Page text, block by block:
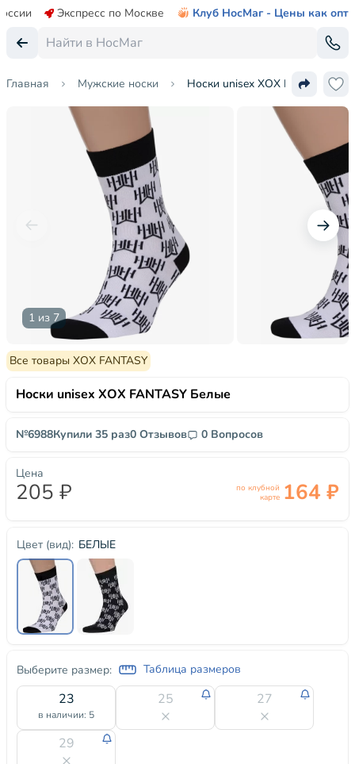
Экспресс по Москве Клуб НосМаг - Цены как опт
Главная Мужские носки Носки unisex ХОХ FANTASY
1 из 7
Все товары ХОХ FANTASY
Носки unisex ХОХ FANTASY Белые
№6988Купили 35 раз0 Отзывов 0 Вопросов
Цвет (вид): БЕЛЫЕ
Выберите размер: Таблица размеров
23
в наличии: 5
25 27
29
Цена
205 ₽
по клубной
карте 164 ₽